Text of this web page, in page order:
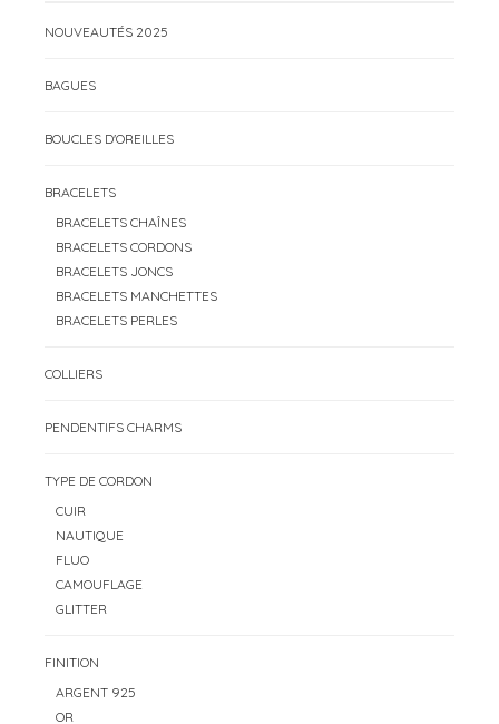
NOUVEAUTÉS 2025
BAGUES
BOUCLES D'OREILLES
BRACELETS
BRACELETS CHAÎNES
BRACELETS CORDONS
BRACELETS JONCS
BRACELETS MANCHETTES
BRACELETS PERLES
COLLIERS
PENDENTIFS CHARMS
TYPE DE CORDON
CUIR
NAUTIQUE
FLUO
CAMOUFLAGE
GLITTER
FINITION
ARGENT 925
OR